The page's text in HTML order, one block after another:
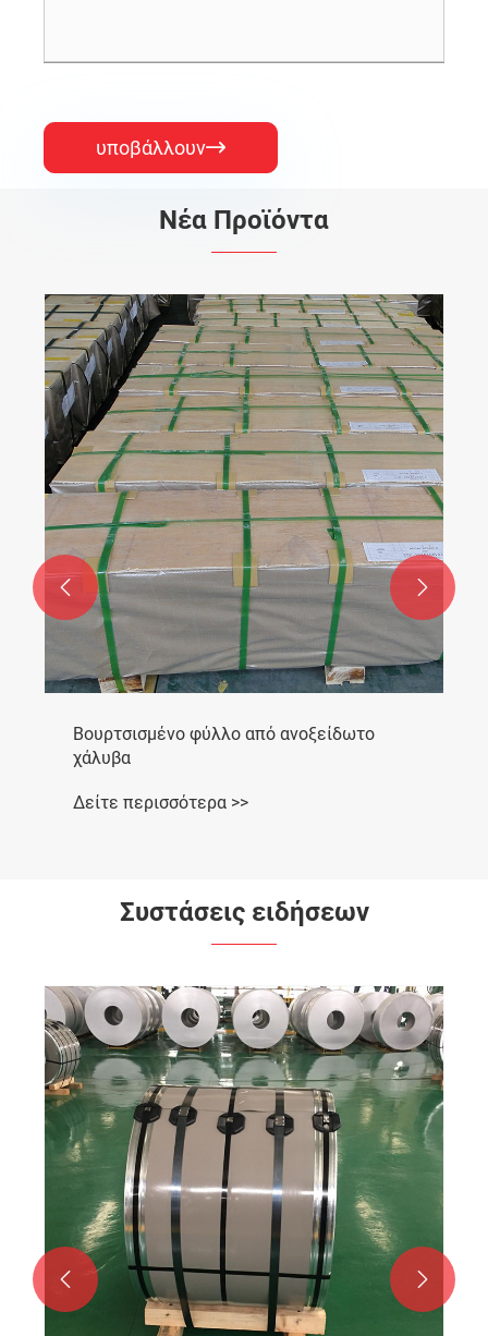
υποβάλλουν
Νέα Προϊόντα
Βουρτσισμένο φύλλο από ανοξείδωτο
χάλυβα
Δείτε περισσότερα >>
 
Συστάσεις ειδήσεων
 